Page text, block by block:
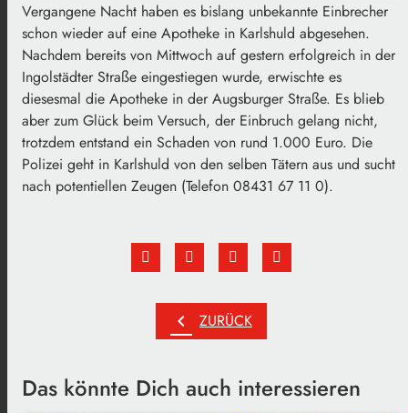
Vergangene Nacht haben es bislang unbekannte Einbrecher
schon wieder auf eine Apotheke in Karlshuld abgesehen.
Nachdem bereits von Mittwoch auf gestern erfolgreich in der
Ingolstädter Straße eingestiegen wurde, erwischte es
diesesmal die Apotheke in der Augsburger Straße. Es blieb
aber zum Glück beim Versuch, der Einbruch gelang nicht,
trotzdem entstand ein Schaden von rund 1.000 Euro. Die
Polizei geht in Karlshuld von den selben Tätern aus und sucht
nach potentiellen Zeugen (Telefon 08431 67 11 0).
chevron_left ZURÜCK
Das könnte Dich auch interessieren